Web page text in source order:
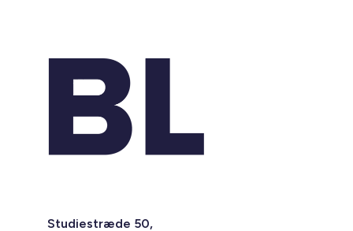
Studiestræde 50,